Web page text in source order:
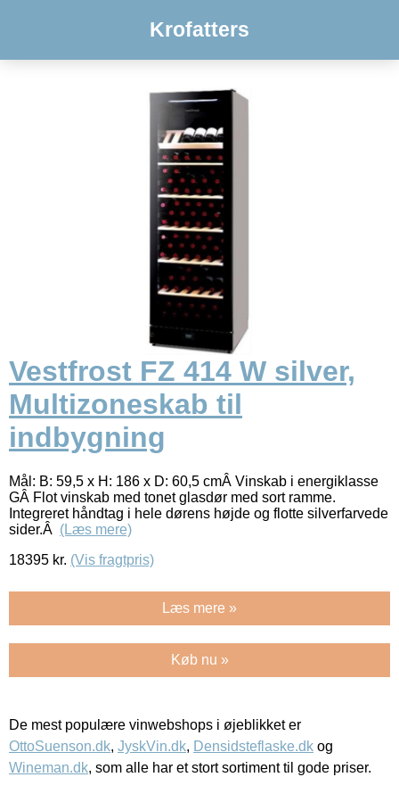
Krofatters
Vestfrost FZ 414 W silver,
Multizoneskab til
indbygning
Mål: B: 59,5 x H: 186 x D: 60,5 cmÂ Vinskab i energiklasse
GÂ Flot vinskab med tonet glasdør med sort ramme.
Integreret håndtag i hele dørens højde og flotte silverfarvede
sider.Â (Læs mere)
18395 kr. (Vis fragtpris)
Læs mere »
Køb nu »
De mest populære vinwebshops i øjeblikket er
OttoSuenson.dk, JyskVin.dk, Densidsteflaske.dk og
Wineman.dk, som alle har et stort sortiment til gode priser.